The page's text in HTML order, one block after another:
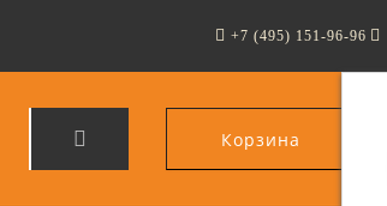
+7 (495) 151-96-96
Корзина